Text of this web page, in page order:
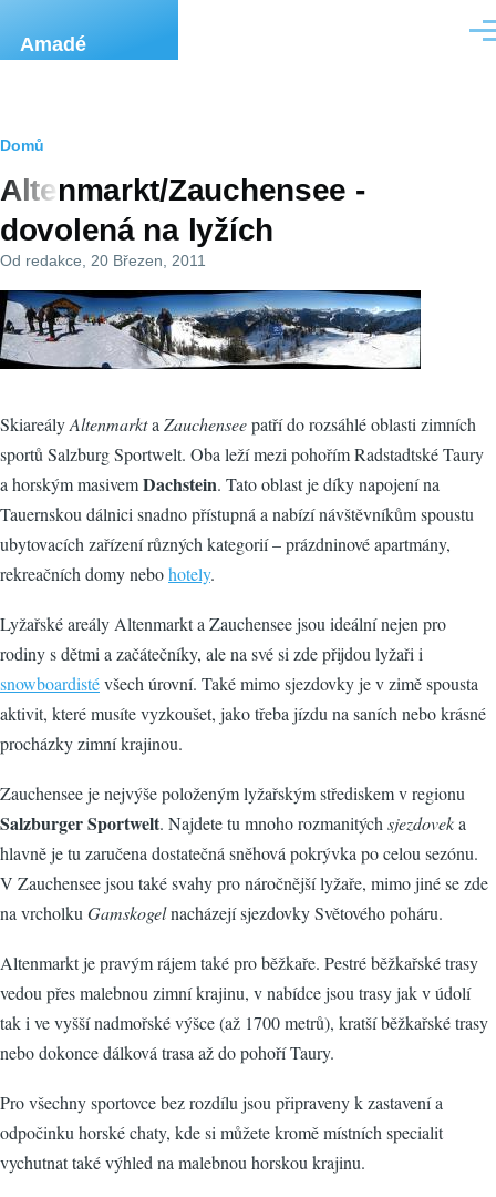
Amadé
Drobečková
navigace
Domů
Altenmarkt/Zauchensee -
dovolená na lyžích
Od redakce , 20 Březen, 2011
SkiareályAltenmarkta Zauchenseepatří do rozsáhlé oblasti zimních
sportů Salzburg Sportwelt. Oba leží mezi pohořím Radstadtské Taury
a horským masivemDachstein. Tato oblast je díky napojení na
Tauernskou dálnici snadno přístupná a nabízí návštěvníkům spoustu
ubytovacích zařízení různých kategorií – prázdninové apartmány,
rekreačních domy nebohotely.
Lyžařské areály Altenmarkt a Zauchensee jsou ideální nejen pro
rodiny s dětmi a začátečníky, ale na své si zde přijdou lyžaři i
snowboardistévšech úrovní. Také mimo sjezdovky je v zimě spousta
aktivit, které musíte vyzkoušet, jako třeba jízdu na saních nebo krásné
procházky zimní krajinou.
Zauchensee je nejvýše položeným lyžařským střediskem v regionu
Salzburger Sportwelt. Najdete tu mnoho rozmanitých sjezdoveka
hlavně je tu zaručena dostatečná sněhová pokrývka po celou sezónu.
V Zauchensee jsou také svahy pro náročnější lyžaře, mimo jiné se zde
na vrcholku Gamskogelnacházejí sjezdovky Světového poháru.
Altenmarkt je pravým rájem také pro běžkaře. Pestré běžkařské trasy
vedou přes malebnou zimní krajinu, v nabídce jsou trasy jak v údolí
tak i ve vyšší nadmořské výšce (až 1700 metrů), kratší běžkařské trasy
nebo dokonce dálková trasa až do pohoří Taury.
Pro všechny sportovce bez rozdílu jsou připraveny k zastavení a
odpočinku horské chaty, kde si můžete kromě místních specialit
vychutnat také výhled na malebnou horskou krajinu.